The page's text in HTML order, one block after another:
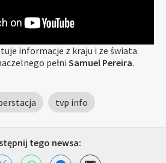
informacje z kraju i ze świata.
pełni Samuel Pereira.
tvp info
tego newsa: